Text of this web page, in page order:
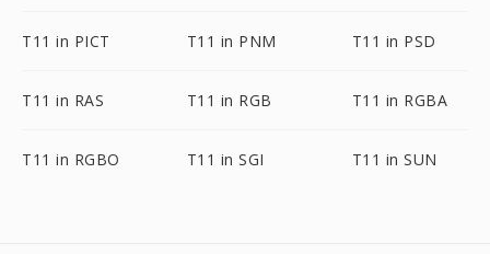
T11 in PICT T11 in PNM T11 in PSD
T11 in RAS T11 in RGB T11 in RGBA
T11 in RGBO T11 in SGI T11 in SUN